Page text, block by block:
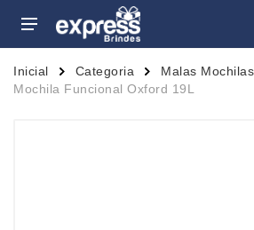
Inicial Categoria
Malas
Mochila Funcional Oxford 19L